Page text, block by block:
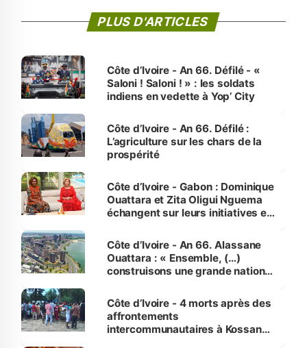
PLUS D'ARTICLES
Côte d’Ivoire - An 66. Défilé - «
Saloni ! Saloni ! » : les soldats
indiens en vedette à Yop’ City
Côte d’Ivoire - An 66. Défilé :
L’agriculture sur les chars de la
prospérité
Côte d’Ivoire - Gabon : Dominique
Ouattara et Zita Oligui Nguema
échangent sur leurs initiatives en
enfants
Côte d’Ivoire - An 66. Alassane
Ouattara : « Ensemble, (…)
construisons une grande nation
générations futures »
Côte d’Ivoire - 4 morts après des
affrontements
intercommunautaires à Kossandji